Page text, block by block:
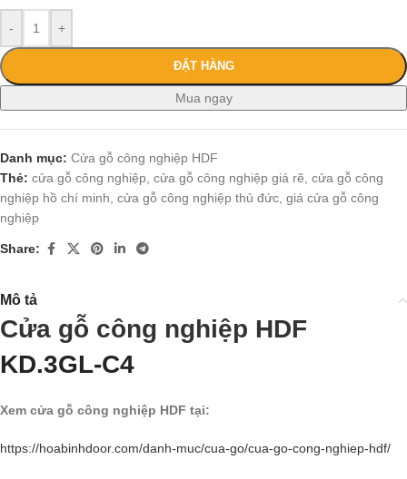
- +
ĐẶT HÀNG
Mua ngay
Danh mục: Cửa gỗ công nghiệp HDF
Thẻ: cửa gỗ công nghiệp cửa gỗ công nghiệp giá rẽ cửa gỗ công
nghiệp hồ chí minh cửa gỗ công nghiệp thủ đức giá cửa gỗ công
nghiệp
Share:
Mô tả
Cửa gỗ công nghiệp HDF
KD.3GL-C4
Xem cửa gỗ công nghiệp HDF tại:
https://hoabinhdoor.com/danh-muc/cua-go/cua-go-cong-nghiep-hdf/